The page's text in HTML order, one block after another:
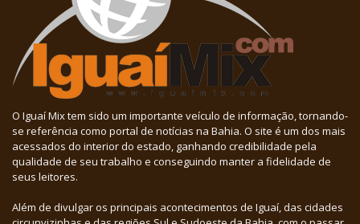
O Iguaí Mix tem sido um importante veículo de informação, tornando-
se referência como portal de notícias na Bahia. O site é um dos mais
acessados do interior do estado, ganhando credibilidade pela
qualidade de seu trabalho e conseguindo manter a fidelidade de
seus leitores.
Além de divulgar os principais acontecimentos de Iguaí, das cidades